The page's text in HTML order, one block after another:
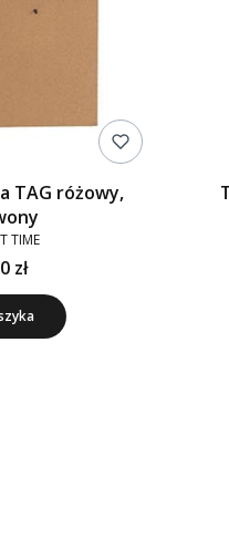
TAG różowy,
TIME
zł